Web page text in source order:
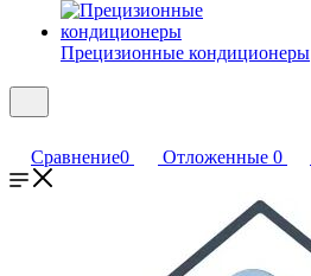
Прецизионные кондиционеры
Сравнение0 Отложенные 0